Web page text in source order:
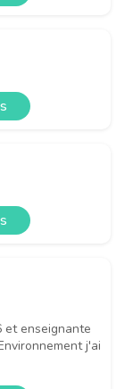
et enseignante
j'ai